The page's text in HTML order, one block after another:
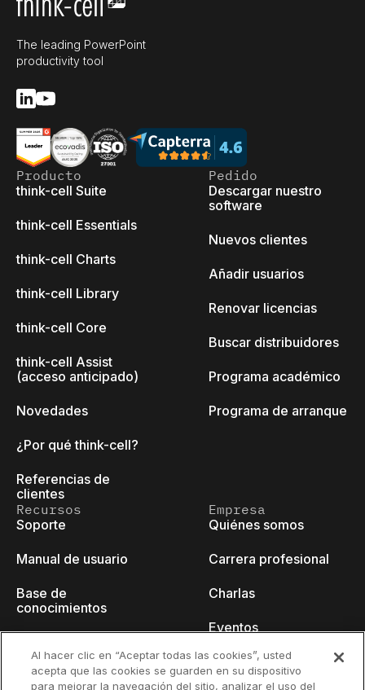
The leading PowerPoint
productivity tool
Producto
think-cell Suite
think-cell Essentials
think-cell Charts
think-cell Library
think-cell Core
think-cell Assist
(acceso anticipado)
Novedades
¿Por qué think-cell?
Referencias de
clientes
Pedido
Descargar nuestro
software
Nuevos clientes
Añadir usuarios
Renovar licencias
Buscar distribuidores
Programa académico
Programa de arranque
Recursos
Soporte
Manual de usuario
Base de
conocimientos
Tutoriales en vídeo
Empresa
Quiénes somos
Carrera profesional
Charlas
Eventos
Blog para
desarrolladores
Al hacer clic en “Aceptar todas las cookies”, usted
acepta que las cookies se guarden en su dispositivo
para mejorar la navegación del sitio, analizar el uso del